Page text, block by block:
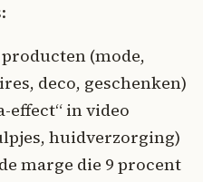
(mode,
deco, geschenken)
effect“ in video
huidverzorging)
marge die 9 procent